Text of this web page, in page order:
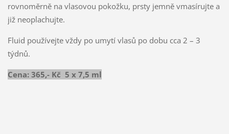
rovnoměrně na vlasovou pokožku, prsty jemně vmasírujte a
již neoplachujte.
Fluid používejte vždy po umytí vlasů po dobu cca 2 – 3
týdnů.
Cena: 365,- Kč 5 x 7,5 ml